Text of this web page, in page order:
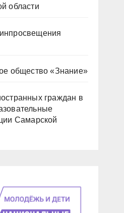
области
общество «Знание»
граждан в
Самарской